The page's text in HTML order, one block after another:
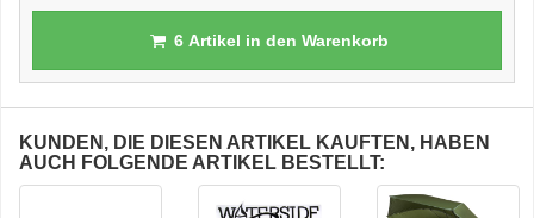
6Artikel in den Warenkorb
KUNDEN, DIE DIESEN ARTIKEL KAUFTEN, HABEN
AUCH FOLGENDE ARTIKEL BESTELLT: